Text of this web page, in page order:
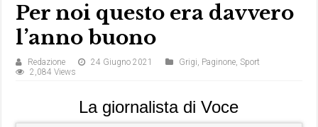
Per noi questo era davvero
l’anno buono
Redazione 24 Giugno 2021 Grigi, Paginone,Sport
2,084 Views
La giornalista di Voce